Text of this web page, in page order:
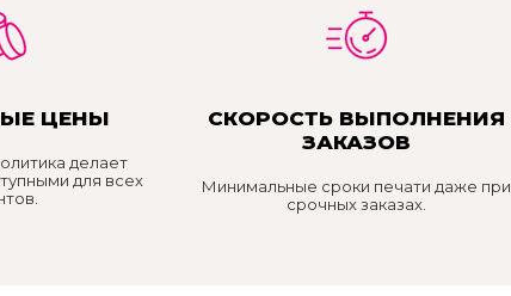
ЦЕНЫ
делает
для всех
СКОРОСТЬ ВЫПОЛНЕНИЯ
ЗАКАЗОВ
Минимальные сроки печати даже при
срочных заказах.